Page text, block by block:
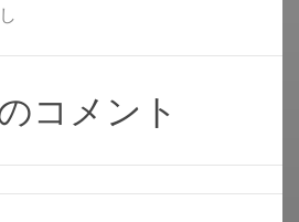
コメント